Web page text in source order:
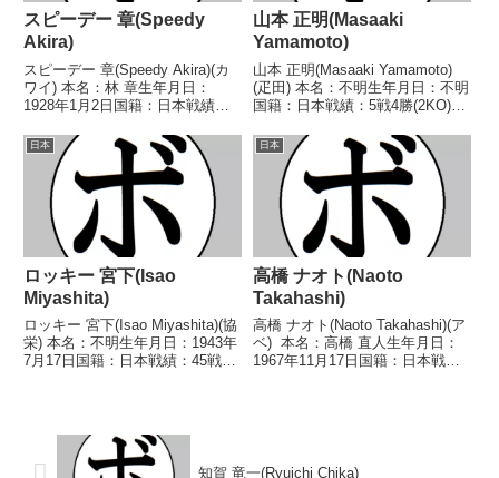
スピーデー 章(Speedy
Akira)
スピーデー 章(Speedy Akira)(カ
ワイ) 本名：林 章生年月日：
1928年1月2日国籍：日本戦績：
タイトル】第3代日本フライ級王
座第5代日本フライ級王座第7代
日本フライ級王座 【戦歴】1...
山本 正明(Masaaki
Yamamoto)
山本 正明(Masaaki Yamamoto)
(疋田) 本名：不明生年月日：不明
国籍：日本戦績：5戦4勝(2KO)1
日本ライト級新人王 【戦歴】
1967/06/11 ○4R判定 (採点不
明) 権田 健一(岡...
日本
ロッキー 宮下(Isao
Miyashita)
ロッキー 宮下(Isao Miyashita)(協
栄) 本名：不明生年月日：1943年
7月17日国籍：日本戦績：45戦26
川)1962/10...
日本
高橋 ナオト(Naoto
Takahashi)
高橋 ナオト(Naoto Takahashi)(ア
ベ) 本名：高橋 直人生年月日：
1967年11月17日国籍：日本戦
知賀 竜一(Ryuichi Chika)